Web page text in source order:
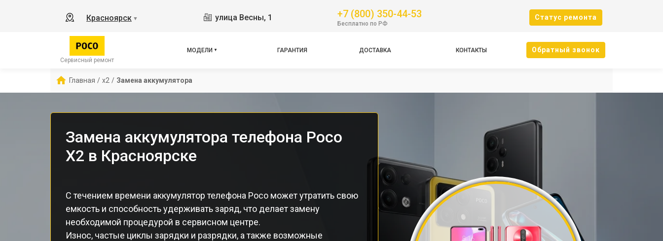
Красноярск ▼ улица Весны, 1 +7 (800) 350-44-53
Бесплатно по РФ
Cтатус ремонта
Сервисный ремонт
МОДЕЛИ
X3 GT
X3 Pro
ГАРАНТИЯ ДОСТАВКА КОНТАКТЫ Oбратный звонок
Главная / x2 / Замена аккумулятора
Замена аккумулятора телефона Poco
X2 в Красноярске
С течением времени аккумулятор телефона Poco может утратить свою
емкость и способность удерживать заряд, что делает замену
необходимой процедурой в сервисном центре.
Износ, частые циклы зарядки и разрядки, а также возможные